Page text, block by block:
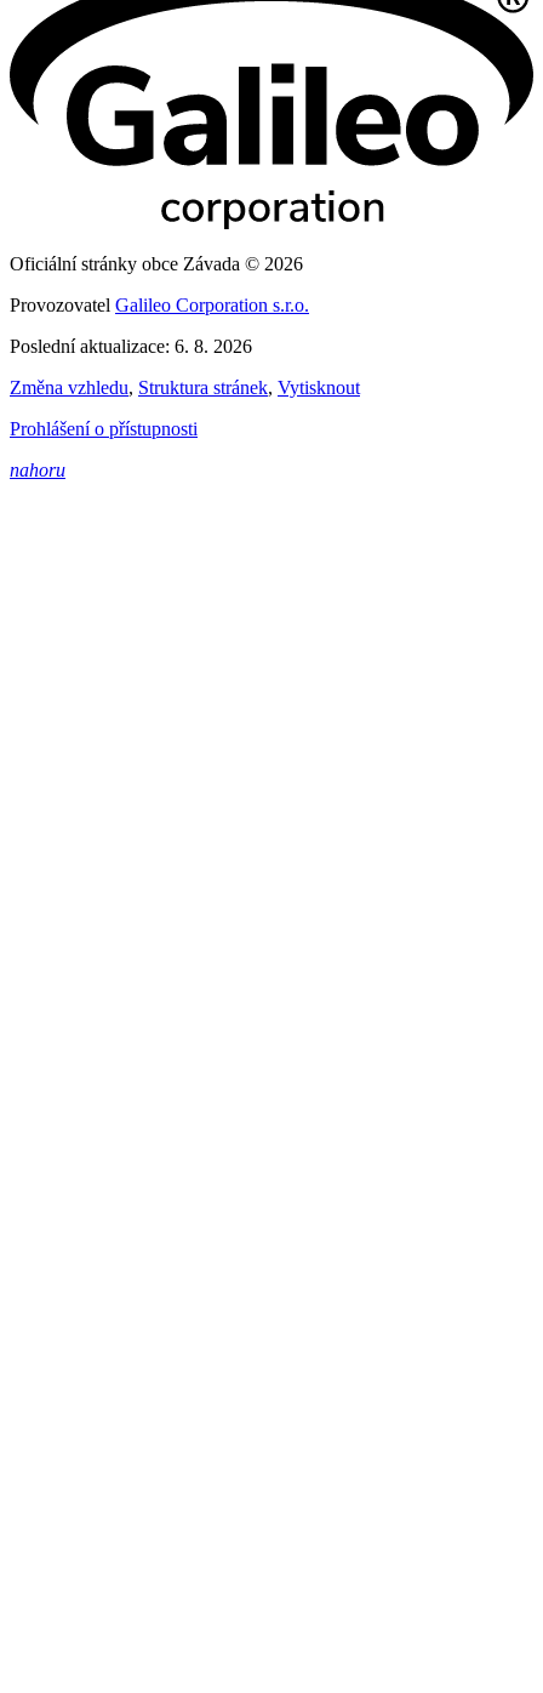
Oficiální stránky obce Závada © 2026
Provozovatel Galileo Corporation s.r.o.
Poslední aktualizace: 6. 8. 2026
Změna vzhledu, Struktura stránek, Vytisknout
Prohlášení o přístupnosti
nahoru